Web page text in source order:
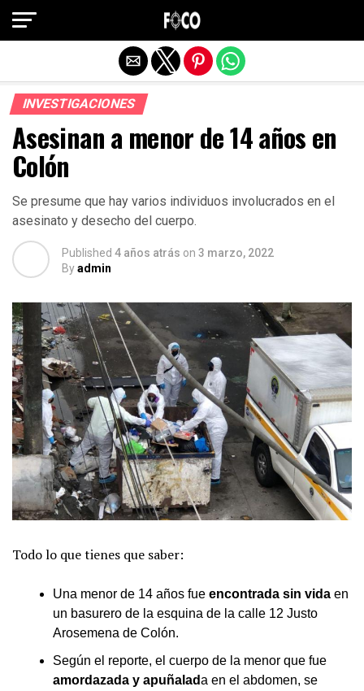
INVESTIGACIONES
Asesinan a menor de 14 años en
Colón
Se presume que hay varios individuos involucrados en el
asesinato y desecho del cuerpo.
Published 4 años atrás on 3 marzo, 2022
Byadmin
Todo lo que tienes que saber:
Una menor de 14 años fue encontrada sin vida en
un basurero de la esquina de la calle 12 Justo
Arosemena de Colón.
Según el reporte, el cuerpo de la menor que fue
amordazada y apuñalada en el abdomen, se
Salir de la versión móvil